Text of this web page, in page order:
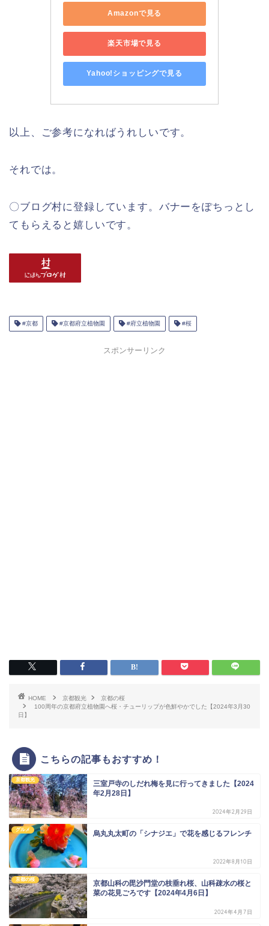
Amazonで見る
楽天市場で見る
Yahoo!ショッピングで見る
以上、ご参考になればうれしいです。
それでは。
〇ブログ村に登録しています。バナーをぽちっとし
てもらえると嬉しいです。
#京都 #京都府立植物園 #府立植物園 #桜
スポンサーリンク
HOME 京都観光
京都の桜
100周年の京都府立植物園へ桜・チューリップが色鮮やかでした【2024年3月30
日】
こちらの記事もおすすめ！
京都観光
三室戸寺のしだれ梅を見に行ってきました【2024
年2月28日】
2024年2月29日
グルメ 烏丸丸太町の「シナジエ」で花を感じるフレンチ
2022年8月10日
京都の桜
京都山科の毘沙門堂の枝垂れ桜、山科疎水の桜と
菜の花見ごろです【2024年4月6日】
2024年4月7日